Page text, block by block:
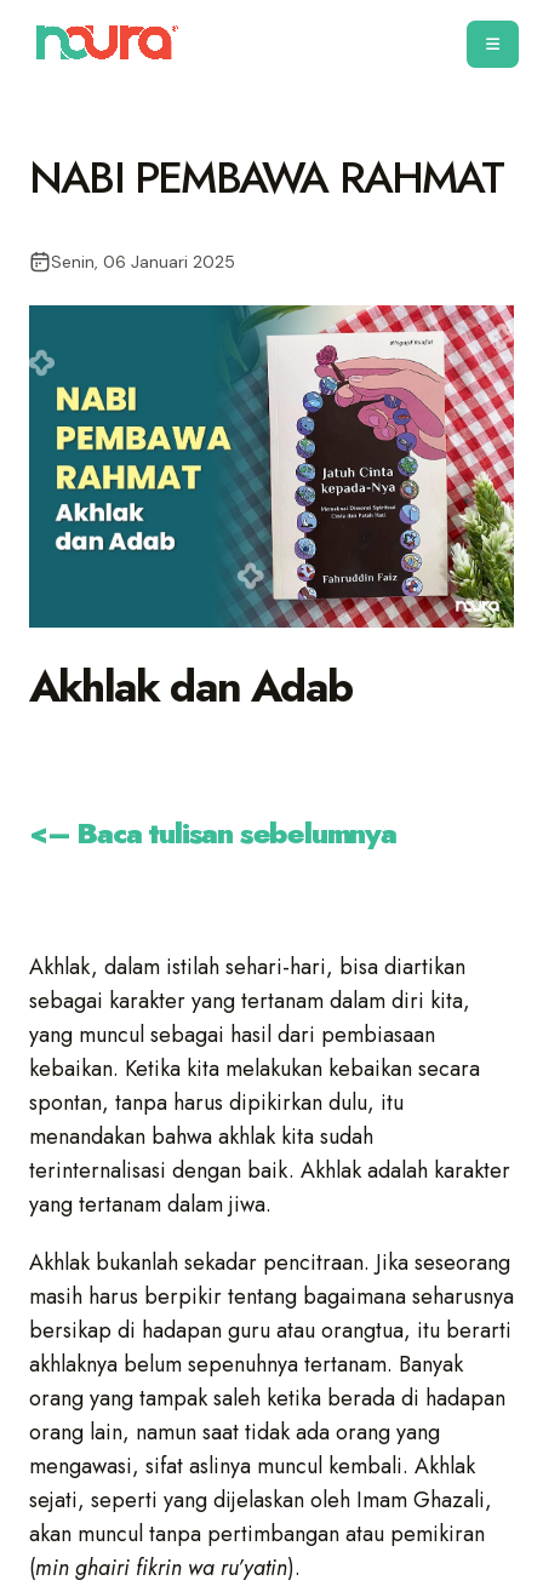
NABI PEMBAWA RAHMAT
Senin, 06 Januari 2025
Akhlak dan Adab
<– Baca tulisan sebelumnya
Akhlak, dalam istilah sehari-hari, bisa diartikan
sebagai karakter yang tertanam dalam diri kita,
yang muncul sebagai hasil dari pembiasaan
kebaikan. Ketika kita melakukan kebaikan secara
spontan, tanpa harus dipikirkan dulu, itu
menandakan bahwa akhlak kita sudah
terinternalisasi dengan baik. Akhlak adalah karakter
yang tertanam dalam jiwa.
Akhlak bukanlah sekadar pencitraan. Jika seseorang
masih harus berpikir tentang bagaimana seharusnya
bersikap di hadapan guru atau orangtua, itu berarti
akhlaknya belum sepenuhnya tertanam. Banyak
orang yang tampak saleh ketika berada di hadapan
orang lain, namun saat tidak ada orang yang
mengawasi, sifat aslinya muncul kembali. Akhlak
sejati, seperti yang dijelaskan oleh Imam Ghazali,
akan muncul tanpa pertimbangan atau pemikiran
(min ghairi fikrin wa ru’yatin).